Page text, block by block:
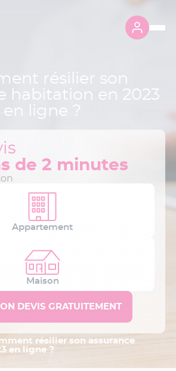
résilier son
habitation en 2023
en ligne ?
de 2 minutes
Appartement
Maison
résilier son assurance
en ligne ?